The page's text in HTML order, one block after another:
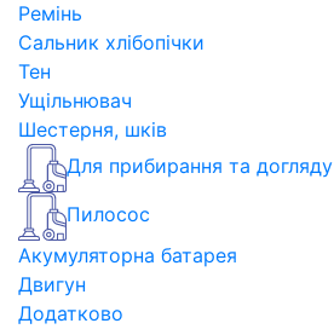
Ремінь
Сальник хлібопічки
Тен
Ущільнювач
Шестерня, шків
Для прибирання та догляду
Пилосос
Акумуляторна батарея
Двигун
Додатково